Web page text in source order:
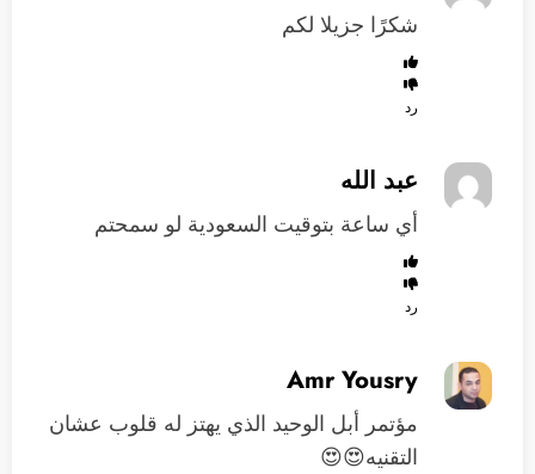
شكرًا جزيلا لكم
رد
‏عبد الله
أي ساعة بتوقيت السعودية لو سمحتم
رد
Amr Yousry
مؤتمر أبل الوحيد الذي يهتز له قلوب عشان
التقنيه😍😍